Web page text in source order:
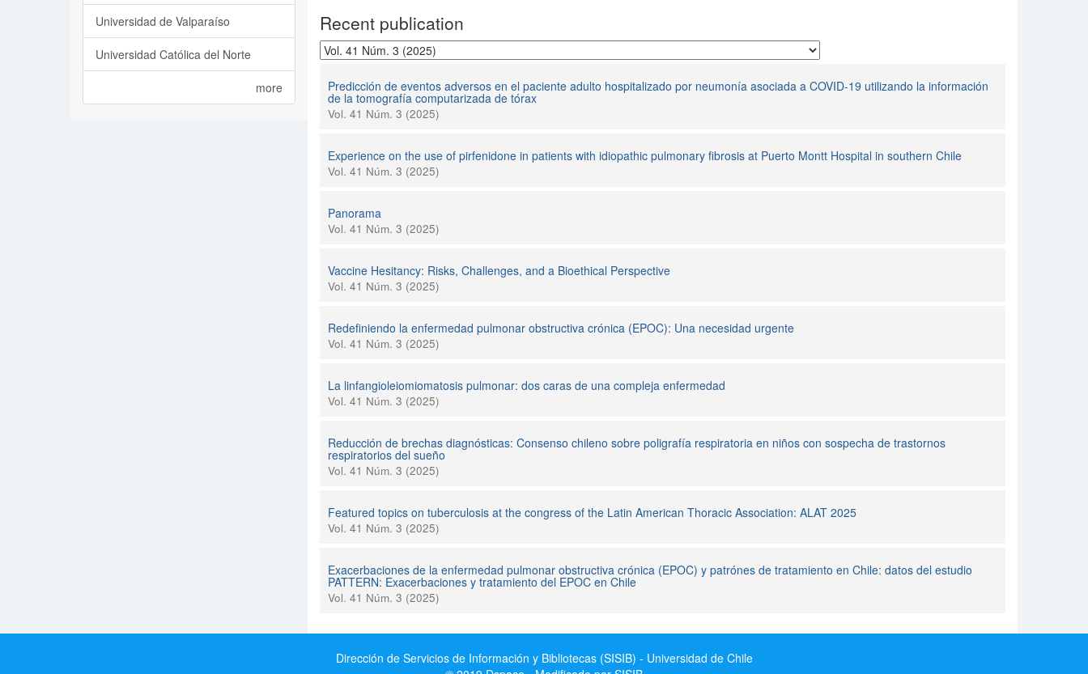
Recent publication
Predicción de eventos adversos en el paciente adulto hospitalizado por neumonía asociada a COVID-19 utilizando la información
de la tomografía computarizada de tórax
Vol. 41 Núm. 3 (2025)
Experience on the use of pirfenidone in patients with idiopathic pulmonary fibrosis at Puerto Montt Hospital in southern Chile
Vol. 41 Núm. 3 (2025)
Panorama
Vol. 41 Núm. 3 (2025)
Vaccine Hesitancy: Risks, Challenges, and a Bioethical Perspective
Vol. 41 Núm. 3 (2025)
Redefiniendo la enfermedad pulmonar obstructiva crónica (EPOC): Una necesidad urgente
Vol. 41 Núm. 3 (2025)
La linfangioleiomiomatosis pulmonar: dos caras de una compleja enfermedad
Vol. 41 Núm. 3 (2025)
Reducción de brechas diagnósticas: Consenso chileno sobre poligrafía respiratoria en niños con sospecha de trastornos
respiratorios del sueño
Vol. 41 Núm. 3 (2025)
Featured topics on tuberculosis at the congress of the Latin American Thoracic Association: ALAT 2025
Vol. 41 Núm. 3 (2025)
Exacerbaciones de la enfermedad pulmonar obstructiva crónica (EPOC) y patrónes de tratamiento en Chile: datos del estudio
PATTERN: Exacerbaciones y tratamiento del EPOC en Chile
Vol. 41 Núm. 3 (2025)
Universidad de Valparaíso
Universidad Católica del Norte
more
Dirección de Servicios de Información y Bibliotecas (SISIB) - Universidad de Chile